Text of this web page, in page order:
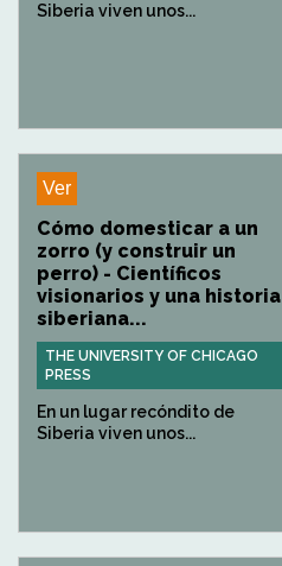
Siberia viven unos...
Ver
Cómo domesticar a un
zorro (y construir un
perro) - Científicos
visionarios y una historia
siberiana...
THE UNIVERSITY OF CHICAGO
PRESS
En un lugar recóndito de
Siberia viven unos...